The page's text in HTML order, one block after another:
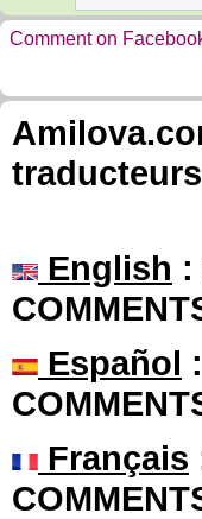
Comment on
English :
Español
Français